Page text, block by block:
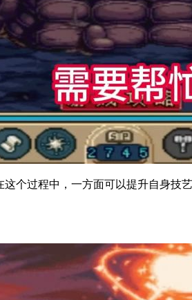
个过程中，一方面可以提升自身技